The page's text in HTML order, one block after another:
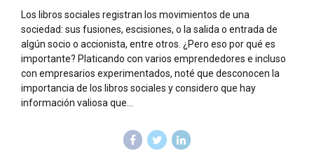
Los libros sociales registran los movimientos de una
sociedad: sus fusiones, escisiones, o la salida o entrada de
algún socio o accionista, entre otros. ¿Pero eso por qué es
importante? Platicando con varios emprendedores e incluso
con empresarios experimentados, noté que desconocen la
importancia de los libros sociales y considero que hay
información valiosa que...